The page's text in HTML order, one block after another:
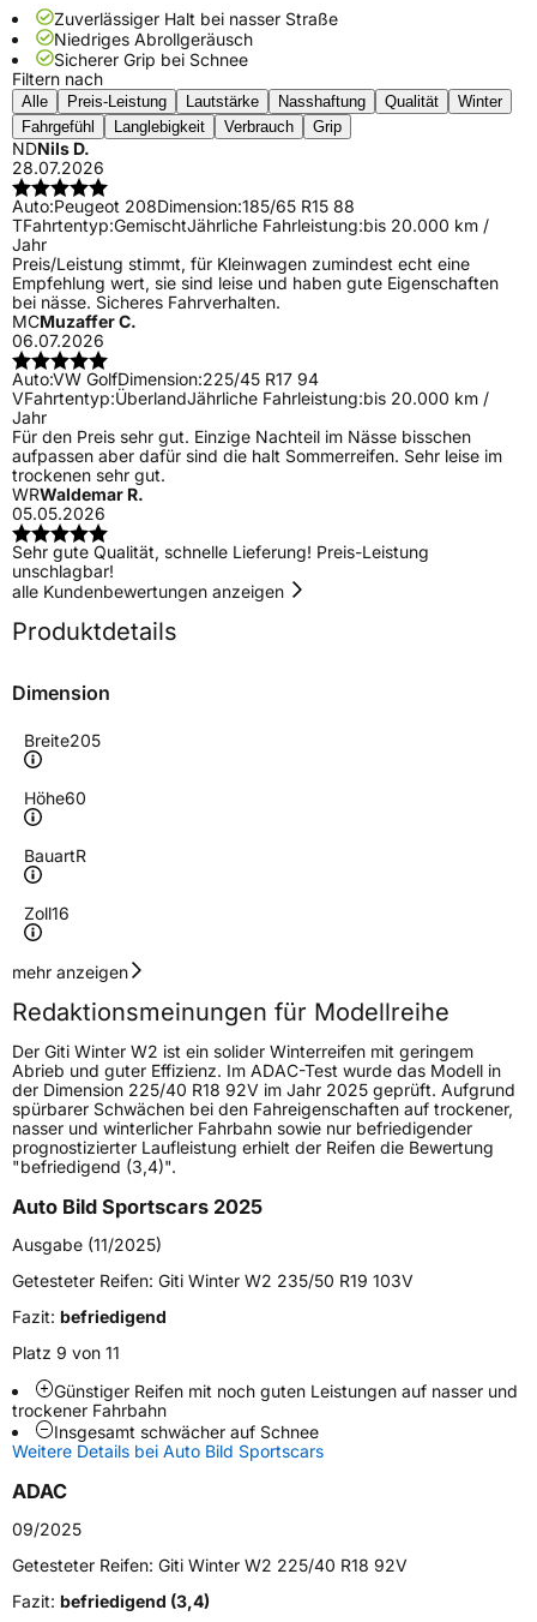
Zuverlässiger Halt bei nasser Straße
Niedriges Abrollgeräusch
Sicherer Grip bei Schnee
Filtern nach
Alle Preis-Leistung Lautstärke Nasshaftung Qualität
Winter
Fahrgefühl
Langlebigkeit Verbrauch Grip
NDNils D.
28.07.2026
Auto:Peugeot 208Dimension:185/65 R15 88
TFahrtentyp:GemischtJährliche Fahrleistung:bis 20.000 km /
Jahr
Preis/Leistung stimmt, für Kleinwagen zumindest echt eine
Empfehlung wert, sie sind leise und haben gute Eigenschaften
bei nässe. Sicheres Fahrverhalten.
MCMuzaffer C.
06.07.2026
Auto:VW GolfDimension:225/45 R17 94
VFahrtentyp:ÜberlandJährliche Fahrleistung:bis 20.000 km /
Jahr
Für den Preis sehr gut. Einzige Nachteil im Nässe bisschen
aufpassen aber dafür sind die halt Sommerreifen. Sehr leise im
trockenen sehr gut.
WRWaldemar R.
05.05.2026
Sehr gute Qualität, schnelle Lieferung! Preis-Leistung
unschlagbar!
alle Kundenbewertungen anzeigen
Produktdetails
Dimension
Breite205
Höhe60
BauartR
Zoll16
Geschwindigkeitsindex
Höchstgeschwindigkeit
210 km/h
Lastindex96
Höchstlast710 kg
Gewicht (in kg)9,71 kg
Generelle Merkmale
FahrzeugtypPKW
VerwendungWinterreifen
ModellnameWinter W2
Fahrzeugart
Weitere Eigenschaften
Schlauchtyp
Zustand
M+SJa
mehr anzeigen
Redaktionsmeinungen für Modellreihe
Der Giti Winter W2 ist ein solider Winterreifen mit geringem
Abrieb und guter Effizienz. Im ADAC-Test wurde das Modell in
der Dimension 225/40 R18 92V im Jahr 2025 geprüft. Aufgrund
spürbarer Schwächen bei den Fahreigenschaften auf trockener,
nasser und winterlicher Fahrbahn sowie nur befriedigender
prognostizierter Laufleistung erhielt der Reifen die Bewertung
"befriedigend (3,4)".
Auto Bild Sportscars 2025
Ausgabe (11/2025)
Getesteter Reifen: Giti Winter W2 235/50 R19 103V
Fazit: befriedigend
Platz 9 von 11
Günstiger Reifen mit noch guten Leistungen auf nasser und
trockener Fahrbahn
Insgesamt schwächer auf Schnee
Weitere Details bei Auto Bild Sportscars
ADAC
09/2025
Getesteter Reifen: Giti Winter W2 225/40 R18 92V
Fazit: befriedigend (3,4)